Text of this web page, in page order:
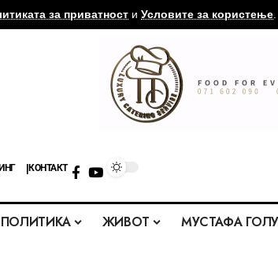
за приватност и Условите за користење.
КОНТАКТ
ПОЛИТИКА ЖИВОТ МУСТАФА